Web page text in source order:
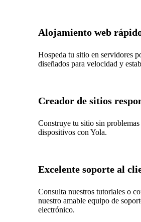
Alojamiento web
Hospeda tu sitio en servidores
diseñados para velocidad y
Creador de sitios
Construye tu sitio sin problemas
dispositivos con Yola.
Excelente soporte al
Consulta nuestros tutoriales o
nuestro amable equipo de
electrónico.